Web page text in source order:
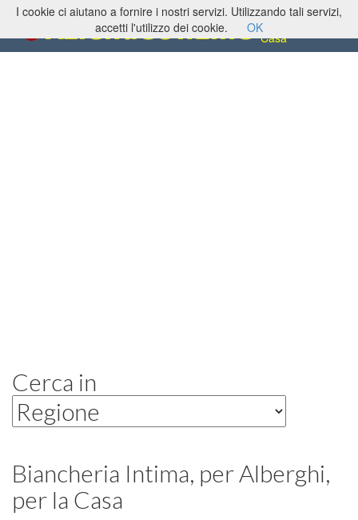
Biancheria Intima,
per Alberghi, per la
Casa
Cerca in
Biancheria Intima, per Alberghi,
per la Casa
I cookie ci aiutano a fornire i nostri servizi. Utilizzando tali servizi,
accetti l'utilizzo dei cookie.
OK